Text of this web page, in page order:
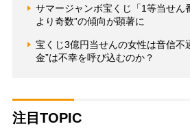
サマージャンボ宝くじ「1等当せ
より奇数”の傾向が顕著に
宝くじ3億円当せんの女性は音信
金”は不幸を呼び込むのか？
注目TOPIC